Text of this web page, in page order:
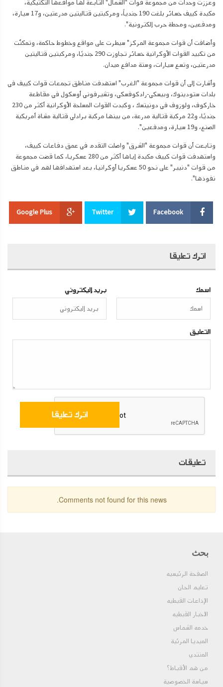
وعززت وحدات من مجموعة قوات "الشمال" التابعة لها مواقعها التكتيكية،
مكبدة كييف خسائر بلغت 190 جندياً، ومركبتين قتاليتين مدرعتين، و17 سيارة،
ومدفعين، ومحطة حرب إلكترونية".
وأضافت أن قوات مجموعة المركز" سيطرت على مواقع وخطوط حاكمة، وتمكنّت
من تكبيد القوات الأوكرانية خسائر تجاوزت 290 جنديًا، ومركبتين قتاليتين
مدرعتين، وتسع سيارات، وستة مدافع ميدان.
وأشارت إلى أن قوات مجموعة "الغرب" استهدفت مناطق تجمعات قوات كييف في
بلدات ستودينوك، وبيسكي-رادكوفسكي، وتشيرفوني أوسكول في مقاطعة
خاركوف، ولوزوف في دونيتسك ، وكبدت القوات المسلحة الأوكرانية أكثر من 230
جنديًا، و22 مركبة قتالية مدرعة، من بينها مركبة برادلي قتالية مشاة أمريكية
الصنع، و19 سيارة، ومدفعين".
وتابعت أن قوات مجموعة "الشرق" واصلت التقدم في عمق دفاعات كييف،
واستهدفت قوات كييف مكبدة إياها أكثر من 280 عسكريا، كما قضت مجموعة
من قوات "دنيبر" على نحو 50 عسكريا أوكرانيا، بعد استهدافها لهم في مناطق
نفوذها".
Facebook
Twitter
Google Plus
اترك تعليقا
اسمك بريد إليكتروني
التعليق
تعليقات
Comments not found for this news.
بحث
الصفحة الرئيسيه
تعليم الحان
الإذاعات القبطيه
الاخبار القبطيه
خدمه الشماس
الميديا المرئية
المنتدي
من هم الأقباط؟‎
سياسة الخصوصية